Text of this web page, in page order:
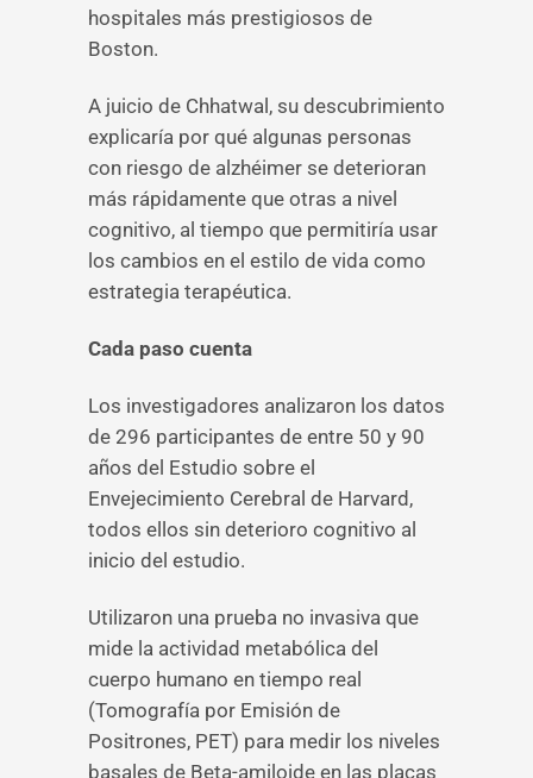
hospitales más prestigiosos de
Boston.
A juicio de Chhatwal, su descubrimiento
explicaría por qué algunas personas
con riesgo de alzhéimer se deterioran
más rápidamente que otras a nivel
cognitivo, al tiempo que permitiría usar
los cambios en el estilo de vida como
estrategia terapéutica.
Cada paso cuenta
Los investigadores analizaron los datos
de 296 participantes de entre 50 y 90
años del Estudio sobre el
Envejecimiento Cerebral de Harvard,
todos ellos sin deterioro cognitivo al
inicio del estudio.
Utilizaron una prueba no invasiva que
mide la actividad metabólica del
cuerpo humano en tiempo real
(Tomografía por Emisión de
Positrones, PET) para medir los niveles
basales de Beta-amiloide en las placas